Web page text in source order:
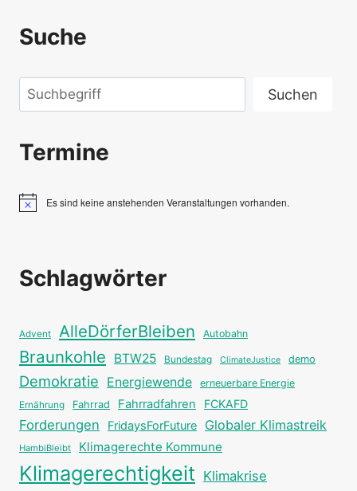
Suche
Suchen Suchen
Termine
HinweisEs sind keine anstehenden Veranstaltungen vorhanden.
Schlagwörter
Advent AlleDörferBleiben Autobahn
Braunkohle BTW25 Bundestag ClimateJustice demo
Demokratie Energiewende erneuerbare Energie
Ernährung Fahrrad Fahrradfahren FCKAFD
Forderungen FridaysForFuture Globaler Klimastreik
HambiBleibt Klimagerechte Kommune
Klimagerechtigkeit Klimakrise